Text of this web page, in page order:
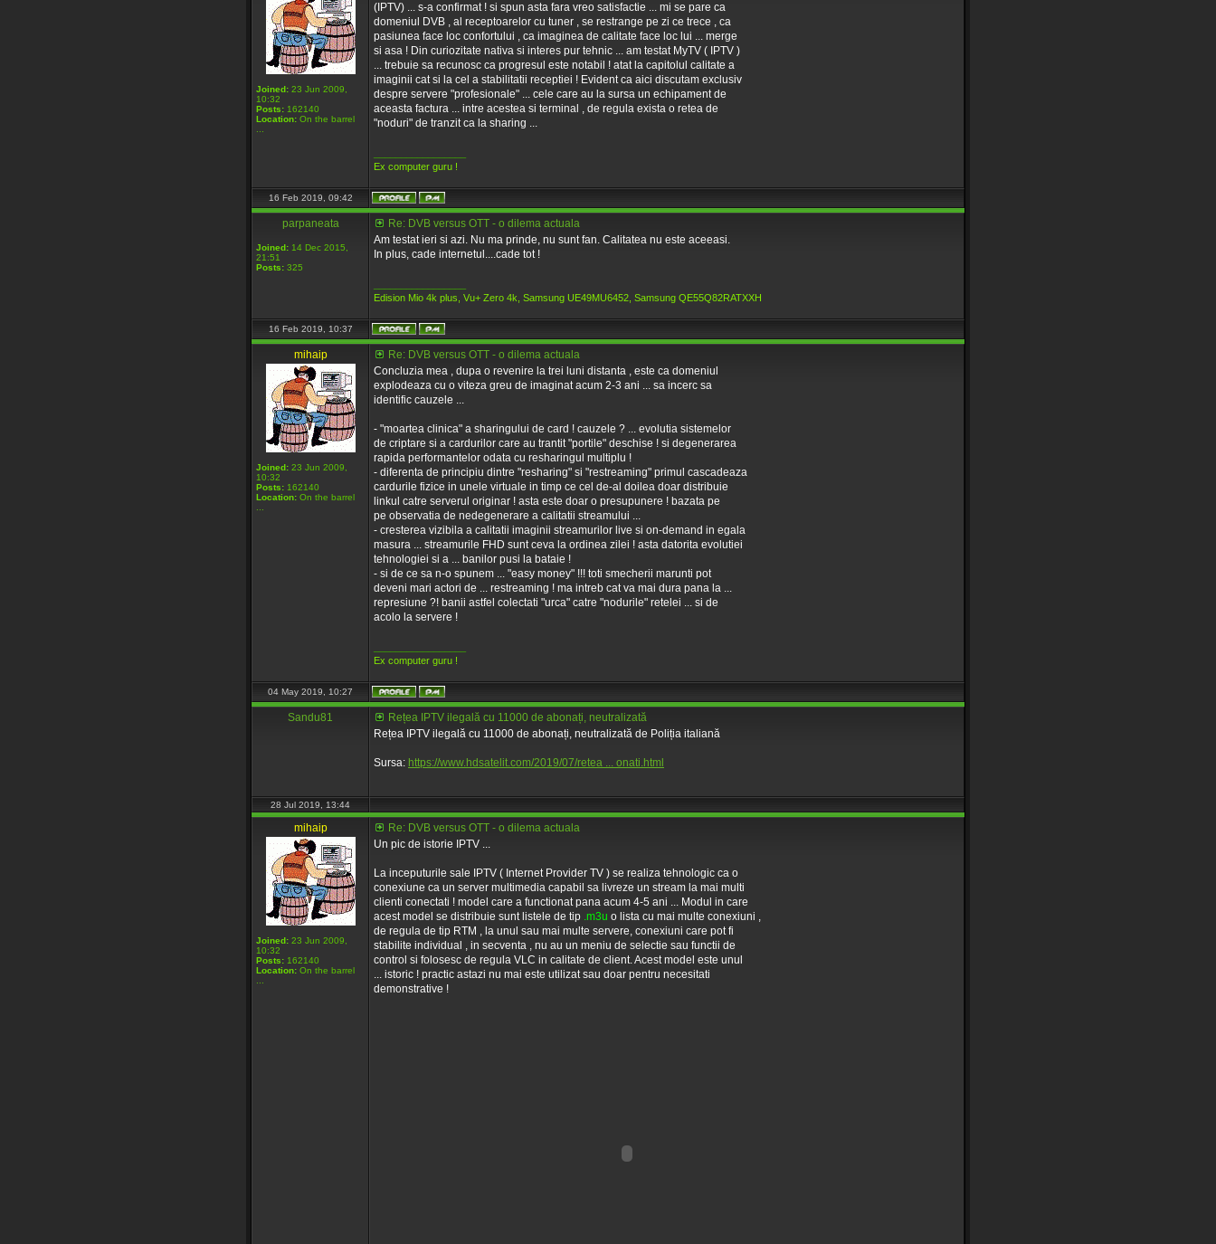
Joined: 23 Jun 2009,
10:32
Posts: 162140
Location: On the barrel
(IPTV) ... s-a confirmat ! si spun asta fara vreo satisfactie ... mi se pare ca
domeniul DVB , al receptoarelor cu tuner , se restrange pe zi ce trece , ca
pasiunea face loc confortului , ca imaginea de calitate face loc lui ... merge
si asa ! Din curiozitate nativa si interes pur tehnic ... am testat MyTV ( IPTV )
... trebuie sa recunosc ca progresul este notabil ! atat la capitolul calitate a
imaginii cat si la cel a stabilitatii receptiei ! Evident ca aici discutam exclusiv
despre servere "profesionale" ... cele care au la sursa un echipament de
aceasta factura ... intre acestea si terminal , de regula exista o retea de
"noduri" de tranzit ca la sharing ...
Ex computer guru !
16 Feb 2019, 09:42
parpaneata
Joined: 14 Dec 2015,
21:51
Posts: 325
Re: DVB versus OTT - o dilema actuala
Am testat ieri si azi. Nu ma prinde, nu sunt fan. Calitatea nu este aceeasi.
In plus, cade internetul....cade tot !
Edision Mio 4k plus, Vu+ Zero 4k, Samsung UE49MU6452, Samsung QE55Q82RATXXH
16 Feb 2019, 10:37
mihaip
Joined: 23 Jun 2009,
10:32
Posts: 162140
Location: On the barrel
Re: DVB versus OTT - o dilema actuala
Concluzia mea , dupa o revenire la trei luni distanta , este ca domeniul
explodeaza cu o viteza greu de imaginat acum 2-3 ani ... sa incerc sa
identific cauzele ...
- "moartea clinica" a sharingului de card ! cauzele ? ... evolutia sistemelor
de criptare si a cardurilor care au trantit "portile" deschise ! si degenerarea
rapida performantelor odata cu resharingul multiplu !
- diferenta de principiu dintre "resharing" si "restreaming" primul cascadeaza
cardurile fizice in unele virtuale in timp ce cel de-al doilea doar distribuie
linkul catre serverul originar ! asta este doar o presupunere ! bazata pe
pe observatia de nedegenerare a calitatii streamului ...
- cresterea vizibila a calitatii imaginii streamurilor live si on-demand in egala
masura ... streamurile FHD sunt ceva la ordinea zilei ! asta datorita evolutiei
tehnologiei si a ... banilor pusi la bataie !
- si de ce sa n-o spunem ... "easy money" !!! toti smecherii marunti pot
deveni mari actori de ... restreaming ! ma intreb cat va mai dura pana la ...
represiune ?! banii astfel colectati "urca" catre "nodurile" retelei ... si de
acolo la servere !
Ex computer guru !
04 May 2019, 10:27
Sandu81
Rețea IPTV ilegală cu 11000 de abonați, neutralizată
Rețea IPTV ilegală cu 11000 de abonați, neutralizată de Poliția italiană
Sursa: https://www.hdsatelit.com/2019/07/retea ... onati.html
28 Jul 2019, 13:44
mihaip
Joined: 23 Jun 2009,
10:32
Posts: 162140
Location: On the barrel
Re: DVB versus OTT - o dilema actuala
Un pic de istorie IPTV ...
La inceputurile sale IPTV ( Internet Provider TV ) se realiza tehnologic ca o
conexiune ca un server multimedia capabil sa livreze un stream la mai multi
clienti conectati ! model care a functionat pana acum 4-5 ani ... Modul in care
acest model se distribuie sunt listele de tip .m3u o lista cu mai multe conexiuni ,
de regula de tip RTM , la unul sau mai multe servere, conexiuni care pot fi
stabilite individual , in secventa , nu au un meniu de selectie sau functii de
control si folosesc de regula VLC in calitate de client. Acest model este unul
... istoric ! practic astazi nu mai este utilizat sau doar pentru necesitati
demonstrative !